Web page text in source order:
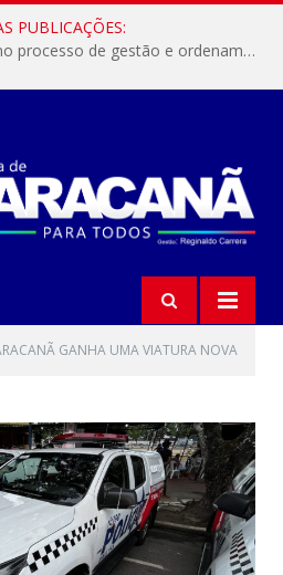
PUBLICAÇÕES:
Resex Maracanã avança no processo de gestão e ordenamento do turismo em nossas áreas protegidas.
GANHA UMA VIATURA NOVA